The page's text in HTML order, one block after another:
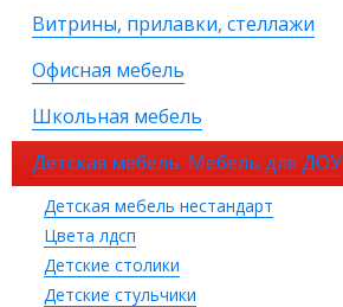
Витрины, прилавки, стеллажи
Офисная мебель
Школьная мебель
Детская мебель. Мебель для ДОУ
Детская мебель нестандарт
Цвета лдсп
Детские столики
Детские стульчики